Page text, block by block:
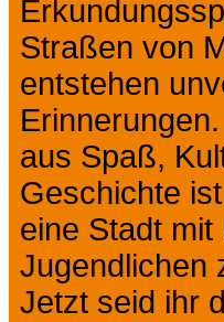
Straßen von
entstehen
aus Spaß,
Geschichte
eine Stadt
Jugendlichen
Jetzt seid ihr